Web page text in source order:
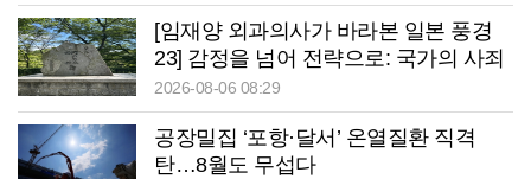
[임재양 외과의사가 바라본 일본 풍경
23] 감정을 넘어 전략으로: 국가의 사죄
2026-08-06 08:29
공장밀집 ‘포항·달서’ 온열질환 직격
탄…8월도 무섭다